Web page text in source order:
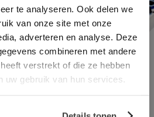
te analyseren. Ook delen we
van onze site met onze
adverteren en analyse. Deze
combineren met andere
verstrekt of die ze hebben
uw gebruik van hun services.